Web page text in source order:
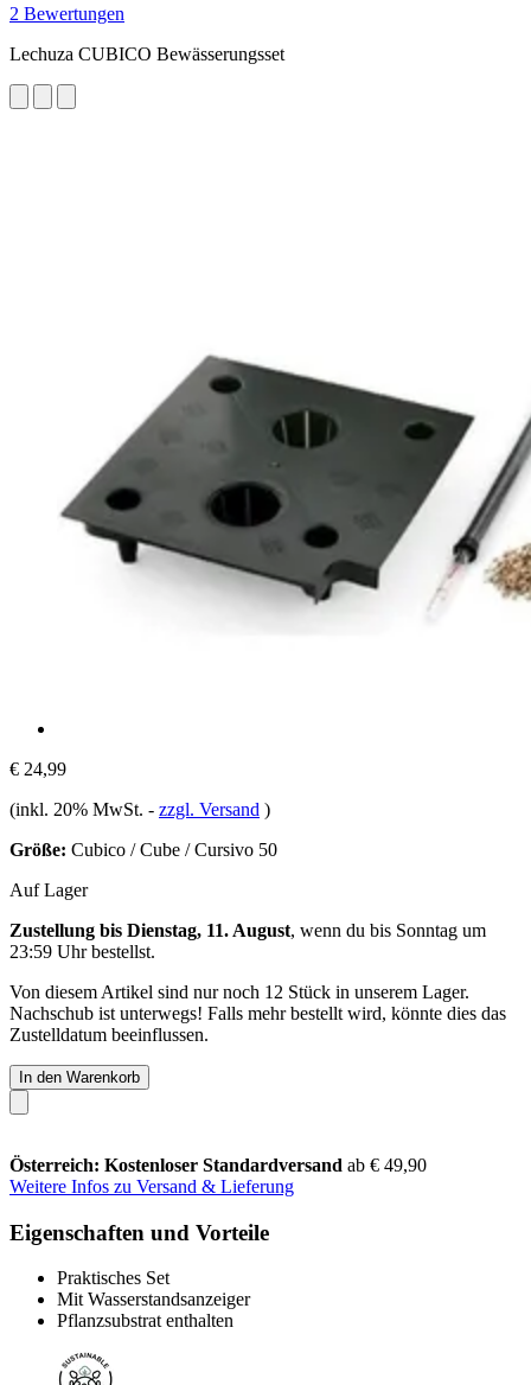
2 Bewertungen
Lechuza CUBICO Bewässerungsset
€ 24,99
(inkl. 20% MwSt. - zzgl. Versand )
Größe: Cubico / Cube / Cursivo 50
Auf Lager
Zustellung bis Dienstag, 11. August, wenn du bis Sonntag um
23:59 Uhrbestellst.
Von diesem Artikel sind nur noch 12 Stück in unserem Lager.
Nachschub ist unterwegs! Falls mehr bestellt wird, könnte dies das
Zustelldatum beeinflussen.
In den Warenkorb
Österreich: Kostenloser Standardversand ab € 49,90
Weitere Infos zu Versand & Lieferung
Eigenschaften und Vorteile
Praktisches Set
Mit Wasserstandsanzeiger
Pflanzsubstrat enthalten